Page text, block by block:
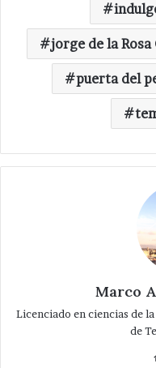
jorge de la Rosa
puerta del
Marco
Licenciado en ciencias de
de